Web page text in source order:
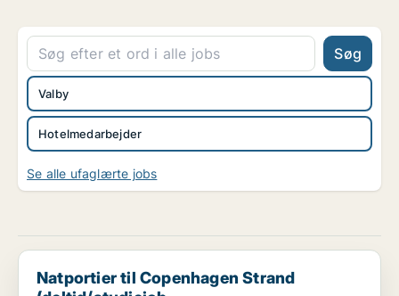
Søg
Hotelmedarbejder
Valby
Se alle ufaglærte jobs
Natportier til Copenhagen Strand (deltid/studiejob...
Natportier til Copenhagen Strand